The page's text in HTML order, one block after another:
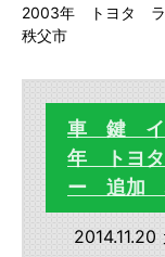
2003年 トヨタ
秩父市
車 鍵 イ
年 トヨ
ー 追加
2014.11.20